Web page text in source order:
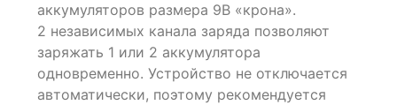
customer
ratings
аккумуляторов размера 9В «крона».
2 независимых канала заряда позволяют
заряжать 1 или 2 аккумулятора
одновременно. Устройство не отключается
автоматически, поэтому рекомендуется